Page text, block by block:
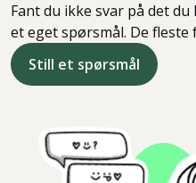
Fant du ikke svar på det
et eget spørsmål. De fleste
Still et spørsmål